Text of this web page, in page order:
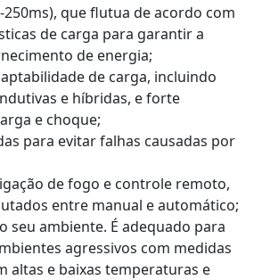
que flutua de acordo com
de carga para garantir a
de energia;
de carga, incluindo
e híbridas, e forte
e choque;
para evitar falhas causadas por
de fogo e controle remoto,
entre manual e automático;
seu ambiente. É adequado para
agressivos com medidas
altas e baixas temperaturas e